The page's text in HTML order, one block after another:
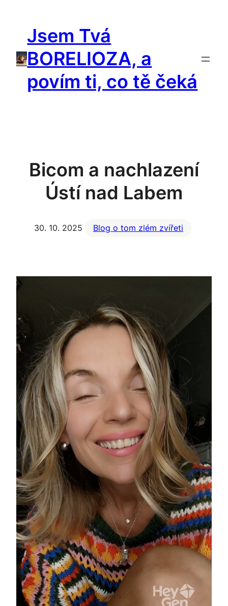
Jsem Tvá
BORELIOZA, a
povím ti, co tě čeká
Bicom a nachlazení
Ústí nad Labem
30. 10. 2025 Blog o tom zlém zvířeti